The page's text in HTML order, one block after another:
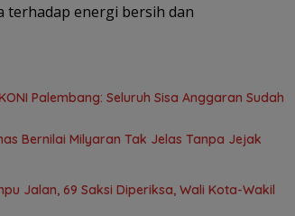
terhadap energi bersih dan
Palembang: Seluruh Sisa Anggaran Sudah
Bernilai Milyaran Tak Jelas Tanpa Jejak
Jalan, 69 Saksi Diperiksa, Wali Kota-Wakil